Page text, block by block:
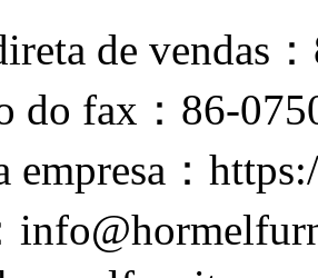
de vendas
do fax：86-
empresa：